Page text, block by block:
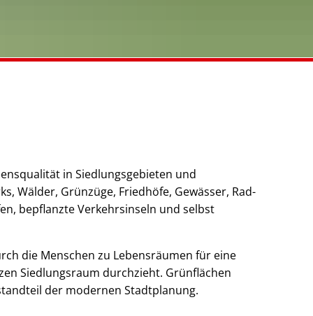
in Siedlungsgebieten und
Wälder, Grünzüge, Friedhöfe, Gewässer, Rad-
bepflanzte Verkehrsinseln und selbst
die Menschen zu Lebensräumen für eine
Siedlungsraum durchzieht. Grünflächen
der modernen Stadtplanung.